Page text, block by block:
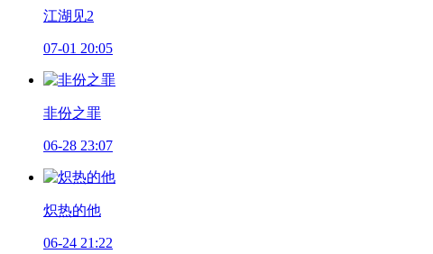
江湖见2
07-01 20:05
非份之罪
06-28 23:07
炽热的他
06-24 21:22